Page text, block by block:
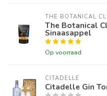
THE BOTANICAL
The Botanical
Sinaasappel
Op voorraad
CITADELLE
Citadelle Gin